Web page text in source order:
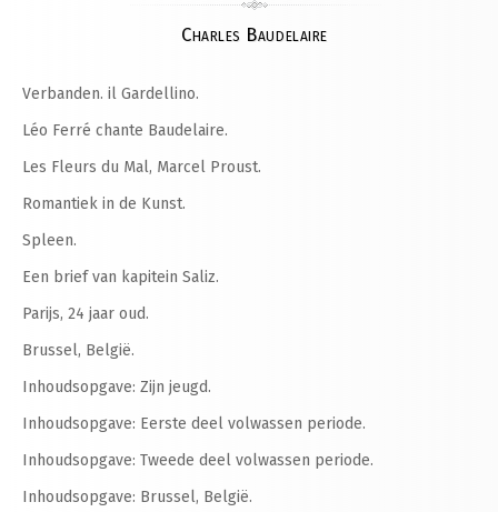
Charles Baudelaire
Verbanden. il Gardellino.
Léo Ferré chante Baudelaire.
Les Fleurs du Mal, Marcel Proust.
Romantiek in de Kunst.
Spleen.
Een brief van kapitein Saliz.
Parijs, 24 jaar oud.
Brussel, België.
Inhoudsopgave: Zijn jeugd.
Inhoudsopgave: Eerste deel volwassen periode.
Inhoudsopgave: Tweede deel volwassen periode.
Inhoudsopgave: Brussel, België.